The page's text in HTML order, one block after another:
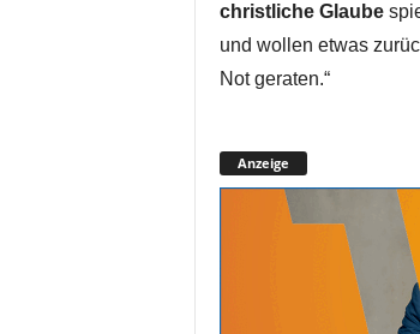
christliche Glaube
und wollen etwas
Not geraten.“
Anzeige